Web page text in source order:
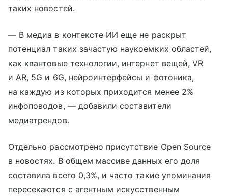
таких новостей.
— В медиа в контексте ИИ еще не раскрыт
потенциал таких зачастую наукоемких областей,
как квантовые технологии, интернет вещей, VR
и AR, 5G и 6G, нейроинтерфейсы и фотоника,
на каждую из которых приходится менее 2%
инфоповодов, — добавили составители
медиатрендов.
Отдельно рассмотрено присутствие Open Source
в новостях. В общем массиве данных его доля
составила всего 0,3%, и часто такие упоминания
пересекаются с агентным искусственным